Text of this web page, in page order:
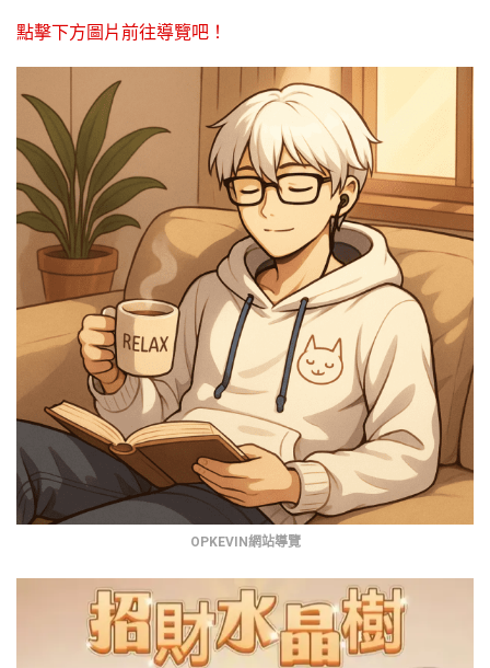
點擊下方圖片前往導覽吧！
OPKEVIN網站導覽